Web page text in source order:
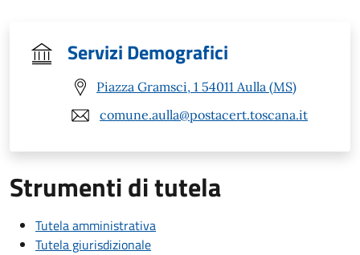
Servizi Demografici
Piazza Gramsci, 1 54011 Aulla (MS)
comune.aulla@postacert.toscana.it
Strumenti di tutela
Tutela amministrativa
Tutela giurisdizionale